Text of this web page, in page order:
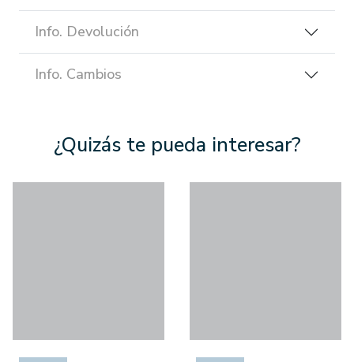
Info. Devolución
Info. Cambios
¿Quizás te pueda interesar?